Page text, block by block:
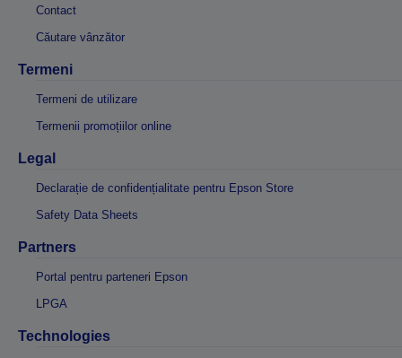
Contact
Căutare vânzător
Termeni
Termeni de utilizare
Termenii promoțiilor online
Legal
Declarație de confidențialitate pentru Epson Store
Safety Data Sheets
Partners
Portal pentru parteneri Epson
LPGA
Technologies